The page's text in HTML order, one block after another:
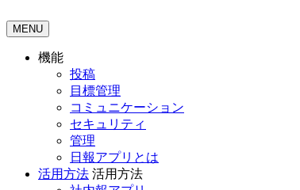
MENU
機能
投稿
目標管理
コミュニケーション
セキュリティ
管理
日報アプリとは
活用方法 活用方法